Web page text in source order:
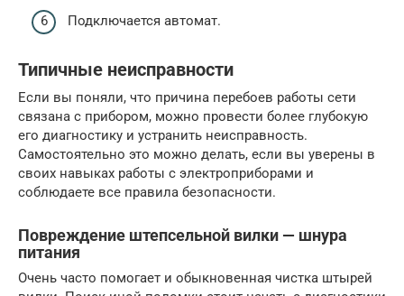
Подключается автомат.
Типичные неисправности
Если вы поняли, что причина перебоев работы сети
связана с прибором, можно провести более глубокую
его диагностику и устранить неисправность.
Самостоятельно это можно делать, если вы уверены в
своих навыках работы с электроприборами и
соблюдаете все правила безопасности.
Повреждение штепсельной вилки — шнура
питания
Очень часто помогает и обыкновенная чистка штырей